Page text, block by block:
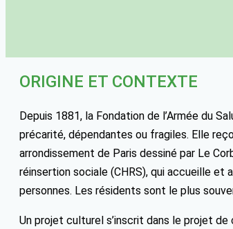
ORIGINE ET CONTEXTE
Depuis 1881, la Fondation de l’Armée du
précarité, dépendantes ou fragiles. Elle
arrondissement de Paris dessiné par Le
réinsertion sociale (CHRS), qui accueille et
personnes. Les résidents sont le plus
Un projet culturel s’inscrit dans le projet